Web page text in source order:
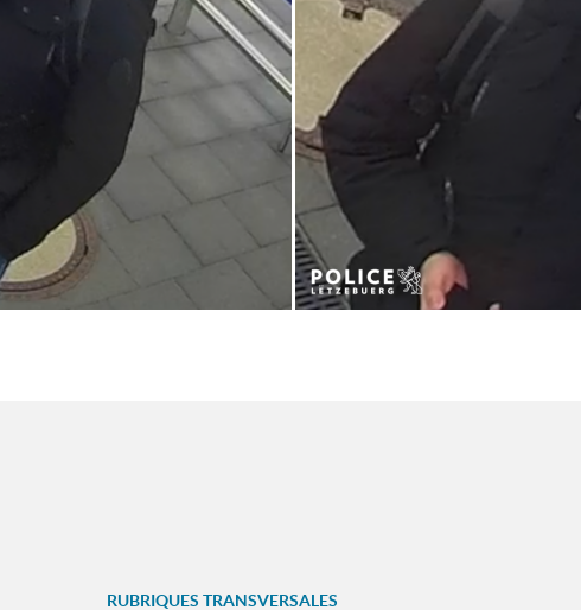
RUBRIQUES TRANSVERSALES